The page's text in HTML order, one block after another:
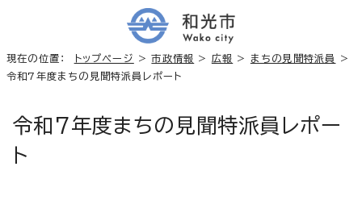
現在の位置： トップページ >市政情報 > 広報 > まちの見聞特派員
>
令和7年度まちの見聞特派員レポート
令和7年度まちの見聞特派員レポー
ト